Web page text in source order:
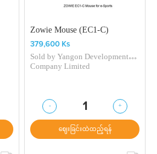
Zowie Mouse (EC1-C)
379,600 Ks
Sold byYangon Development
Company Limited
- 1
+
ဈေးခြင်းထဲထည့်ရန်